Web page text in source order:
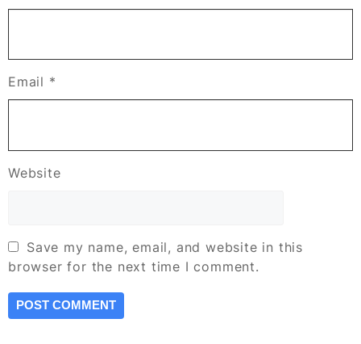
Email *
Website
Save my name, email, and website in this
browser for the next time I comment.